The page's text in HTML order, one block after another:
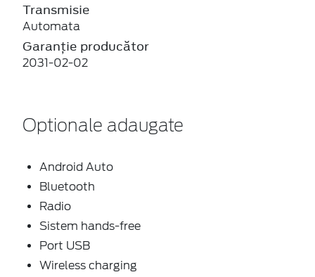
Transmisie
Automata
Garanție producător
2031-02-02
Optionale adaugate
Android Auto
Bluetooth
Radio
Sistem hands-free
Port USB
Wireless charging